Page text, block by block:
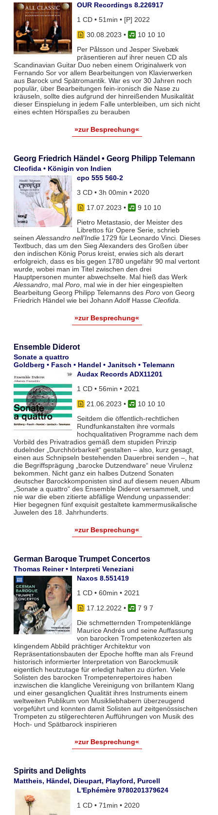
OUR Recordings 8.226917
1 CD • 51min • [P] 2022
30.08.2023 •
10 10 10
Per Pålsson und Jesper Sivebæk
präsentieren auf ihrer neuen CD als
Scandinavian Guitar Duo neben einem Originalwerk von
Fernando Sor vor allem Bearbeitungen von Klavierwerken
aus Barock und Spätromantik. War es vor 30 Jahren noch
populär, über Bearbeitungen fein-ironisch die Nase zu
kräuseln, sollte dies aufgrund der hinreißenden Musikalität
dieser Einspielung in jedem Falle unterbleiben, um sich nicht
eines echten Hörspaßes zu berauben
»zur Besprechung«
Georg Friedrich Händel • Georg Philipp Telemann
Cleofida • Königin von Indien
cpo 555 560-2
3 CD • 3h 00min • 2020
17.07.2023 •
9 10 10
Pietro Metastasio, der Meister des
Librettos für Opere Serie, schrieb
seinen Alessandro nell’Indie1729 für Leonardo Vinci. Dieses
Textbuch, das um den Sieg Alexanders des Großen über
den indischen König Porus kreist, erwies sich als derart
erfolgreich, dass es bis gegen 1780 ungefähr 90 mal vertont
wurde, wobei man im Titel zwischen den drei
Hauptpersonen munter abwechselte. Mal hieß das Werk
Alessandro, mal Poro, mal wie in der hier eingespielten
Bearbeitung Georg Philipp Telemanns des Porovon Georg
Friedrich Händel wie bei Johann Adolf Hasse Cleofida
»zur Besprechung«
Ensemble Diderot
Sonate a quattro
Goldberg • Fasch • Handel • Janitsch • Telemann
Audax Records ADX11201
1 CD • 56min • 2021
21.06.2023 •
10 10 10
Seitdem die öffentlich-rechtlichen
Rundfunkanstalten ihre vormals
hochqualitativen Programme nach dem
Vorbild des Privatradios gemäß dem stupiden Prinzip
dudelnder „Durchhörbarkeit“ gestalten – also, kurz gesagt,
einen aus Schnipseln bestehenden Dauerbrei senden –, hat
die Begriffsprägung „barocke Dutzendware“ neue Virulenz
bekommen. Nicht ganz ein halbes Dutzend Sonaten
deutscher Barockkomponisten sind auf diesem neuen Album
„Sonate a quattro“ des Ensemble Diderot versammelt, und
nie war die eben zitierte abfällige Wendung unpassender:
Hier begegnen fünf exquisit gestaltete kammermusikalische
Juwelen des 18. Jahrhunderts.
»zur Besprechung«
German Baroque Trumpet Concertos
Thomas Reiner • Interpreti Veneziani
Naxos 8.551419
1 CD • 60min • 2021
17.12.2022 •
7 9 7
Die schmetternden Trompetenklänge
Maurice Andrés und seine Auffassung
von barocken Trompetenkozerten als
klingendem Abbild prächtiger Architektur von
Repräsentationsbauten der Epoche hoffte man als Freund
historisch informierter Interpretation von Barockmusik
eigentlich heutzutage für erledigt halten zu dürfen. Viele
Solisten des barocken Trompetenrepertoires haben
inzwischen die klangliche Vereinigung von brillantem Klang
und einer gesanglichen Qualität ihres Instruments einem
weltweiten Publikum von Musikliebhabern überzeugend
vorgeführt und konnten damit Solisten auf zeitgenössischen
Trompeten zu stilgerechteren Aufführungen von Musik des
Hoch- und Spätbarock inspirieren
»zur Besprechung«
Spirits and Delights
Mattheis, Händel, Dieupart, Playford, Purcell
L'Ephémère 9780201379624
1 CD • 71min • 2020